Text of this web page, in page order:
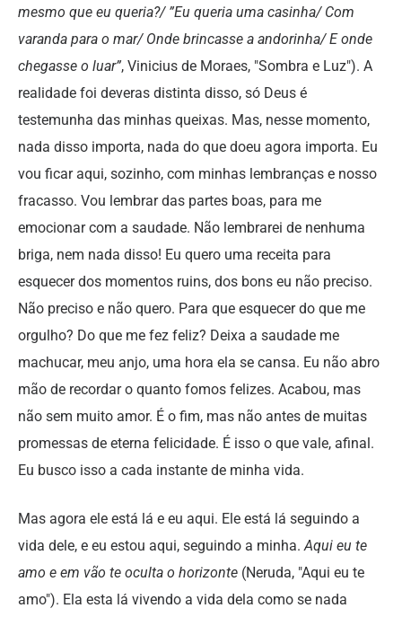
mesmo que eu queria?/ ”Eu queria uma casinha/ Com
varanda para o mar/ Onde brincasse a andorinha/ E onde
chegasse o luar”, Vinicius de Moraes, "Sombra e Luz"). A
realidade foi deveras distinta disso, só Deus é
testemunha das minhas queixas. Mas, nesse momento,
nada disso importa, nada do que doeu agora importa. Eu
vou ficar aqui, sozinho, com minhas lembranças e nosso
fracasso. Vou lembrar das partes boas, para me
emocionar com a saudade. Não lembrarei de nenhuma
briga, nem nada disso! Eu quero uma receita para
esquecer dos momentos ruins, dos bons eu não preciso.
Não preciso e não quero. Para que esquecer do que me
orgulho? Do que me fez feliz? Deixa a saudade me
machucar, meu anjo, uma hora ela se cansa. Eu não abro
mão de recordar o quanto fomos felizes. Acabou, mas
não sem muito amor. É o fim, mas não antes de muitas
promessas de eterna felicidade. É isso o que vale, afinal.
Eu busco isso a cada instante de minha vida.
Mas agora ele está lá e eu aqui. Ele está lá seguindo a
vida dele, e eu estou aqui, seguindo a minha.Aqui eu te
amo e em vão te oculta o horizonte (Neruda, "Aqui eu te
amo"). Ela esta lá vivendo a vida dela como se nada